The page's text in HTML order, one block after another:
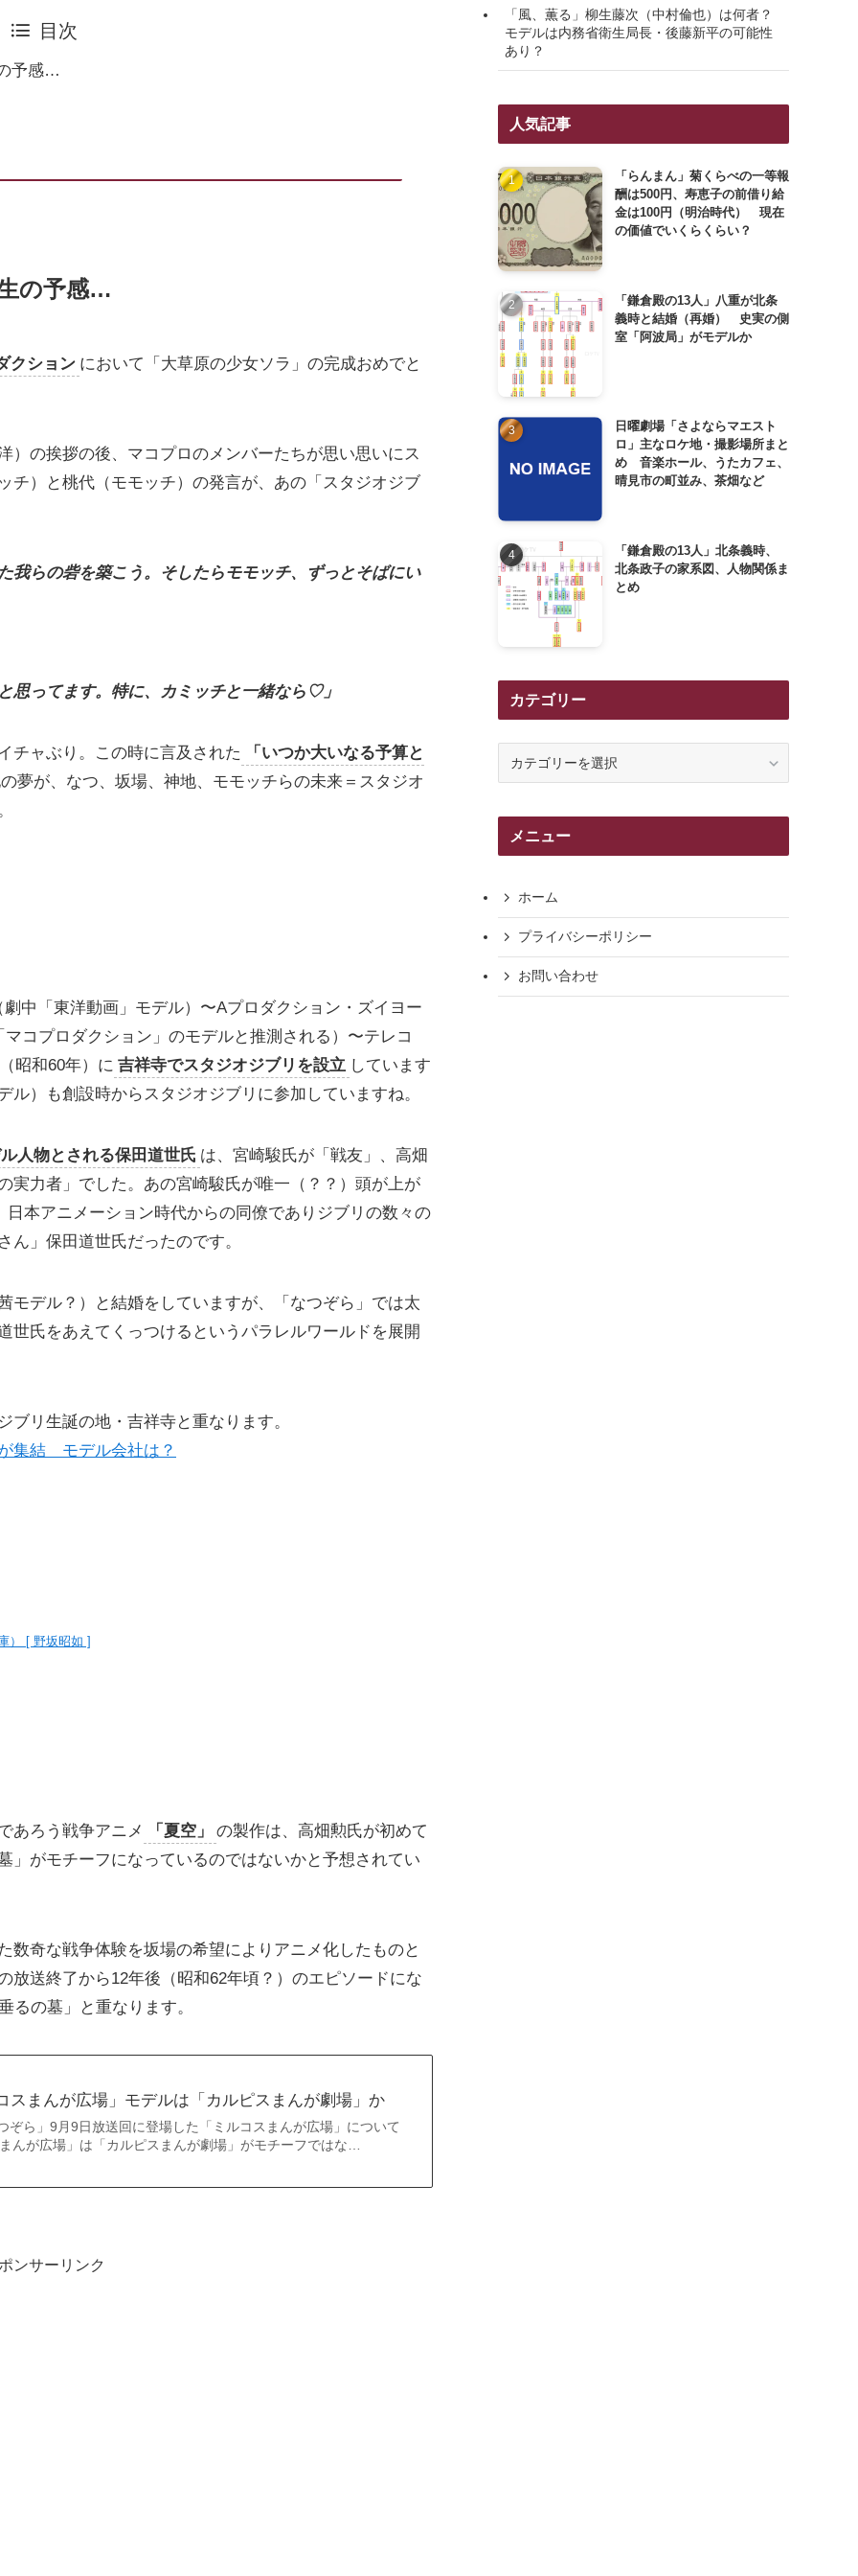
目次
予感…
の予感…
クション において「大草原の少女ソラ」の完成おめでと
）の挨拶の後、マコプロのメンバーたちが思い思いにス
チ）と桃代（モモッチ）の発言が、あの「スタジオジブ
我らの砦を築こう。そしたらモモッチ、ずっとそばにい
思ってます。特に、カミッチと一緒なら♡」
チャぶり。この時に言及された
「いつか大いなる予算と
夢が、なつ、坂場、神地、モモッチらの未来＝スタジオ
中「東洋動画」モデル）〜Aプロダクション・ズイヨー
コプロダクション」のモデルと推測される）〜テレコ
昭和60年）に 吉祥寺でスタジオジブリを設立 しています
）も創設時からスタジオジブリに参加していますね。
人物とされる保田道世氏 は、宮崎駿氏が「戦友」、高畑
実力者」でした。あの宮崎駿氏が唯一（？？）頭が上が
本アニメーション時代からの同僚でありジブリの数々の
」保田道世氏だったのです。
モデル？）と結婚をしていますが、「なつぞら」では太
世氏をあえてくっつけるというパラレルワールドを展開
リ生誕の地・吉祥寺と重なります。
集結 モデル会社は？
） [ 野坂昭如 ]
あろう戦争アニメ 「夏空」
の製作は、高畑勲氏が初めて
」がモチーフになっているのではないかと予想されてい
数奇な戦争体験を坂場の希望によりアニメ化したものと
放送終了から12年後（昭和62年頃？）のエピソードにな
るの墓」と重なります。
スまんが広場」モデルは「カルピスまんが劇場」か
ぞら」9月9日放送回に登場した「ミルコスまんが広場」について
んが広場」は「カルピスまんが劇場」がモチーフではな…
ンサーリンク
「風、薫る」柳生藤次（中村倫也）は何者？
モデルは内務省衛生局長・後藤新平の可能性
あり？
人気記事
「らんまん」菊くらべの一等報
酬は500円、寿恵子の前借り給
金は100円（明治時代） 現在
の価値でいくらくらい？
「鎌倉殿の13人」八重が北条
義時と結婚（再婚） 史実の側
室「阿波局」がモデルか
日曜劇場「さよならマエスト
ロ」主なロケ地・撮影場所まと
め 音楽ホール、うたカフェ、
晴見市の町並み、茶畑など
「鎌倉殿の13人」北条義時、
北条政子の家系図、人物関係ま
とめ
カテゴリー
リ
メニュー
ホーム
プライバシーポリシー
お問い合わせ